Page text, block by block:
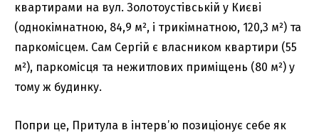
квартирами на вул. Золотоустівській у Києві
(однокімнатною, 84,9 м², і трикімнатною, 120,3 м²) та
паркомісцем. Сам Сергій є власником квартири (55
м²), паркомісця та нежитлових приміщень (80 м²) у
тому ж будинку.
Попри це, Притула в інтерв’ю позиціонує себе як